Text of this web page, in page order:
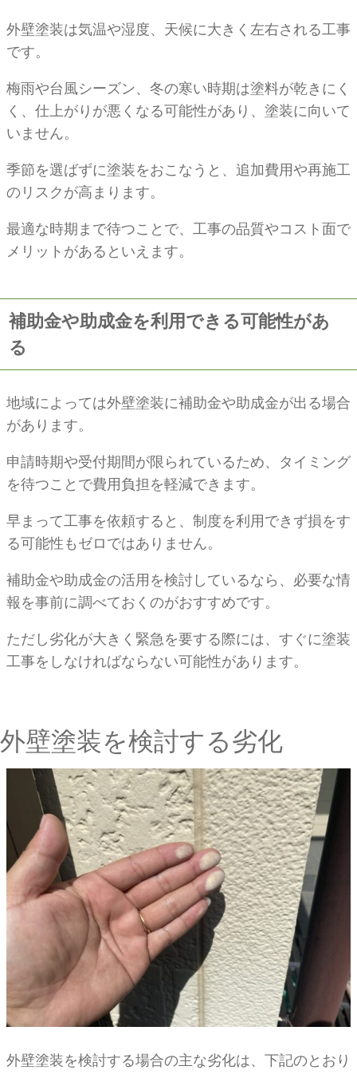
外壁塗装は気温や湿度、天候に大きく左右される工事
です。
梅雨や台風シーズン、冬の寒い時期は塗料が乾きにく
く、仕上がりが悪くなる可能性があり、塗装に向いて
いません。
季節を選ばずに塗装をおこなうと、追加費用や再施工
のリスクが高まります。
最適な時期まで待つことで、工事の品質やコスト面で
メリットがあるといえます。
補助金や助成金を利用できる可能性があ
る
地域によっては外壁塗装に補助金や助成金が出る場合
があります。
申請時期や受付期間が限られているため、タイミング
を待つことで費用負担を軽減できます。
早まって工事を依頼すると、制度を利用できず損をす
る可能性もゼロではありません。
補助金や助成金の活用を検討しているなら、必要な情
報を事前に調べておくのがおすすめです。
ただし劣化が大きく緊急を要する際には、すぐに塗装
工事をしなければならない可能性があります。
外壁塗装を検討する劣化
外壁塗装を検討する場合の主な劣化は、下記のとおり